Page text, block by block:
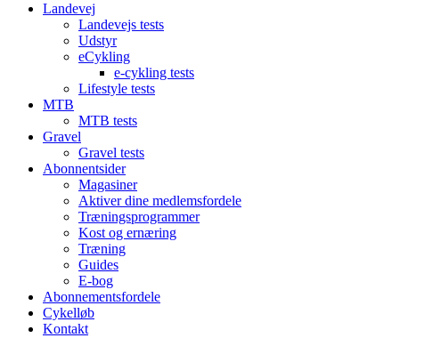
Landevej
Landevejs tests
Udstyr
eCykling
e-cykling tests
Lifestyle tests
MTB
MTB tests
Gravel
Gravel tests
Abonnentsider
Magasiner
Aktiver dine medlemsfordele
Træningsprogrammer
Kost og ernæring
Træning
Guides
E-bog
Abonnementsfordele
Cykelløb
Kontakt